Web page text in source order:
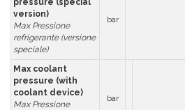
version)
Max Pressione
refrigerante (versione
speciale)
bar
Max coolant
pressure (with
coolant device)
Max Pressione
bar